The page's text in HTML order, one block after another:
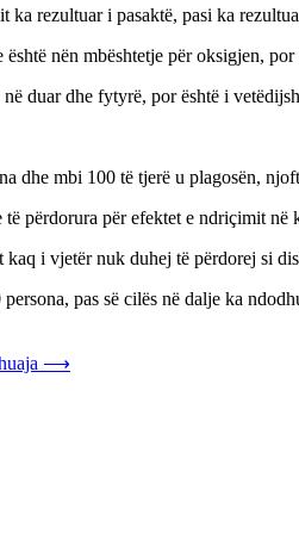
rezultuar i pasaktë, pasi ka
nën mbështetje për oksigjen, por
duar dhe fytyrë, por është i
dhe mbi 100 të tjerë u plagosën,
përdorura për efektet e ndriçimit në
i vjetër nuk duhej të përdorej si
pas së cilës në dalje ka
⟶